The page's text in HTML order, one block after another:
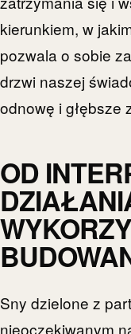
kierunkiem, w
pozwala o sobie
drzwi naszej
odnowę i głębsze
OD
Sny dzielone z
nieoczekiwanym